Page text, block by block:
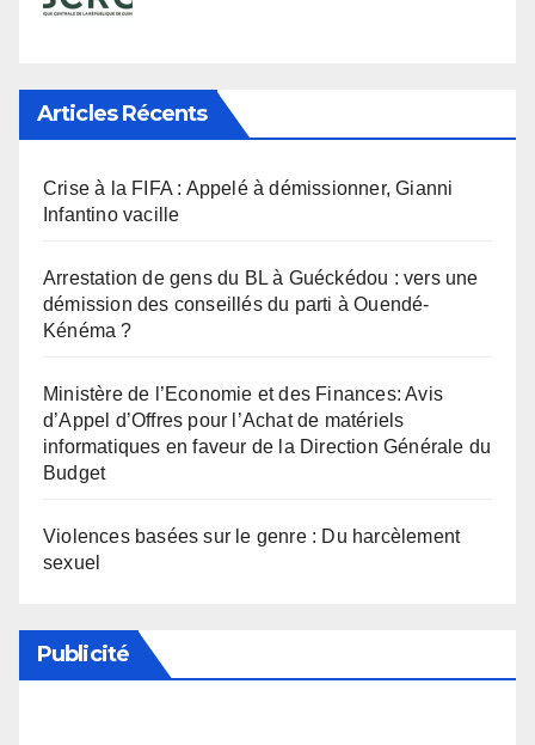
Articles Récents
Crise à la FIFA : Appelé à démissionner, Gianni
Infantino vacille
Arrestation de gens du BL à Guéckédou : vers une
démission des conseillés du parti à Ouendé-
Kénéma ?
Ministère de l’Economie et des Finances: Avis
d’Appel d’Offres pour l’Achat de matériels
informatiques en faveur de la Direction Générale du
Budget
Violences basées sur le genre : Du harcèlement
sexuel
Publicité